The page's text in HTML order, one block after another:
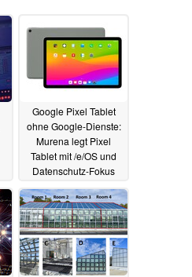
Google Pixel Tablet
ohne Google-Dienste:
Murena legt Pixel
Tablet mit /e/OS und
Datenschutz-Fokus
19.02.2025